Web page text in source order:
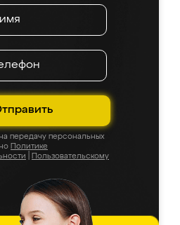
передачу персональных
Политике
Пользовательскому